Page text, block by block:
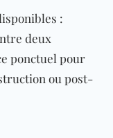
:
deux
ponctuel pour
ou post-